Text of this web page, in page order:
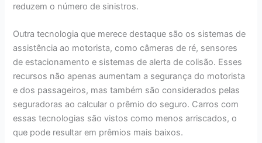
reduzem o número de sinistros.
Outra tecnologia que merece destaque são os sistemas de
assistência ao motorista, como câmeras de ré, sensores
de estacionamento e sistemas de alerta de colisão. Esses
recursos não apenas aumentam a segurança do motorista
e dos passageiros, mas também são considerados pelas
seguradoras ao calcular o prêmio do seguro. Carros com
essas tecnologias são vistos como menos arriscados, o
que pode resultar em prêmios mais baixos.